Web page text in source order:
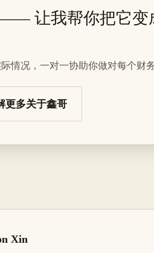
让我帮你把它变
情况，一对一协助你做对每个财务
更多关于鑫哥
Xin